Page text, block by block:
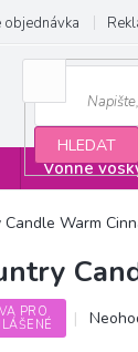
objednávka
HLEDAT
Vonné
Candle Warm
PRO